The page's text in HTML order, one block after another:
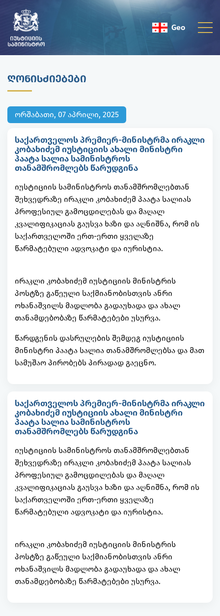
Geo
ᲦᲝᲜᲘᲡᲫᲘᲔᲑᲔᲑᲘ
ორშაბათი, 07 აპრილი, 2025
საქართველოს პრემიერ-მინისტრმა ირაკლი
კობახიძემ იუსტიციის ახალი მინისტრი
პაატა სალია სამინისტროს
თანამშრომლებს წარუდგინა
იუსტიციის სამინისტროს თანამშრომლებთან
შეხვედრაზე ირაკლი კობახიძემ პაატა სალიას
პროფესიულ გამოცდილებას და მაღალ
კვალიფიკაციას გაუსვა ხაზი და აღნიშნა, რომ ის
საქართველოში ერთ-ერთი ყველაზე
წარმატებული ადვოკატი და იურისტია.
ირაკლი კობახიძემ იუსტიციის მინისტრის
პოსტზე გაწეული საქმიანობისთვის ანრი
ოხანაშვილს მადლობა გადაუხადა და ახალ
თანამდებობაზე წარმატებები უსურვა.
წარდგენის დასრულების შემდეგ იუსტიციის
მინისტრი პაატა სალია თანამშრომლებსა და მათ
სამუშაო პირობებს პირადად გაეცნო.
საქართველოს პრემიერ-მინისტრმა ირაკლი
კობახიძემ იუსტიციის ახალი მინისტრი
პაატა სალია სამინისტროს
თანამშრომლებს წარუდგინა
იუსტიციის სამინისტროს თანამშრომლებთან
შეხვედრაზე ირაკლი კობახიძემ პაატა სალიას
პროფესიულ გამოცდილებას და მაღალ
კვალიფიკაციას გაუსვა ხაზი და აღნიშნა, რომ ის
საქართველოში ერთ-ერთი ყველაზე
წარმატებული ადვოკატი და იურისტია.
ირაკლი კობახიძემ იუსტიციის მინისტრის
პოსტზე გაწეული საქმიანობისთვის ანრი
ოხანაშვილს მადლობა გადაუხადა და ახალ
თანამდებობაზე წარმატებები უსურვა.